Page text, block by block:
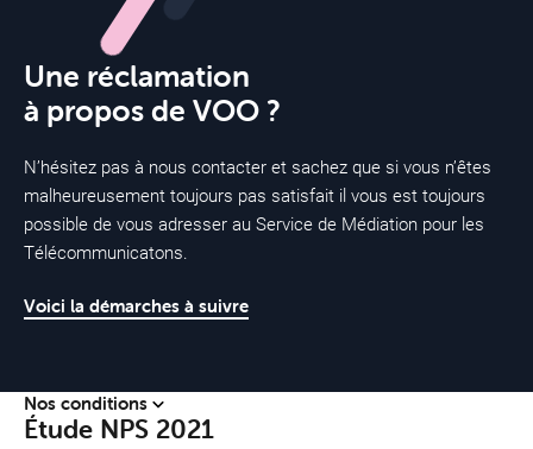
Une réclamation
à propos de VOO ?
N’hésitez pas à nous contacter et sachez que si vous n’êtes
malheureusement toujours pas satisfait il vous est toujours
possible de vous adresser au Service de Médiation pour les
Télécommunicatons.
Voici la démarches à suivre
Nos conditions
Étude NPS 2021